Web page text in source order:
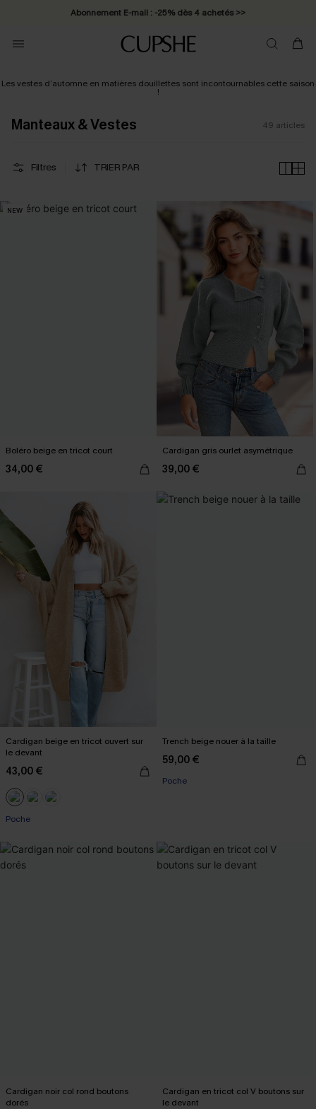
* Livraison éclair 2-3 jours ouvrés >>
Les vestes d’automne en matières douillettes sont incontournables cette saison
!
Manteaux & Vestes 49 articles
Filtres TRIER PAR
NEW
Boléro beige en tricot court
34,00 €
Cardigan gris ourlet asymétrique
39,00 €
Cardigan beige en tricot ouvert sur
le devant
43,00 €
Poche
Trench beige nouer à la taille
59,00 €
Poche
Cardigan noir col rond boutons
dorés
Cardigan en tricot col V boutons sur
le devant